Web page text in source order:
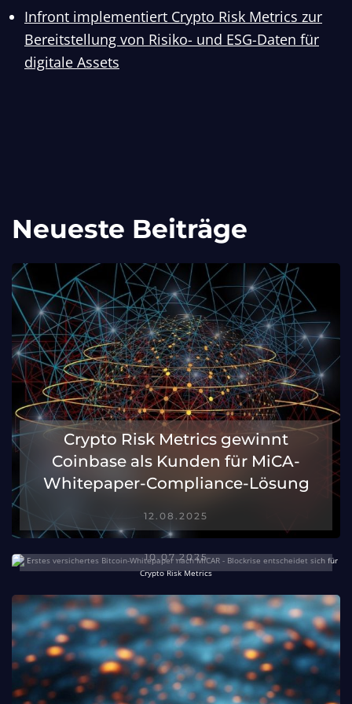
Infront implementiert Crypto Risk Metrics zur
Bereitstellung von Risiko- und ESG-Daten für
digitale Assets
Neueste Beiträge
Crypto Risk Metrics gewinnt
Coinbase als Kunden für MiCA-
Whitepaper-Compliance-Lösung
12.08.2025
Erstes versichertes Bitcoin-
Whitepaper nach MiCA – Blockrise
Metrics
10.07.2025
Crypto
Finance